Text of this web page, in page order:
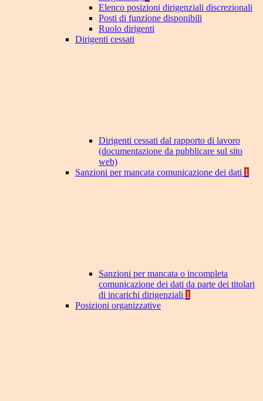
Elenco posizioni dirigenziali discrezionali
Posti di funzione disponibili
Ruolo dirigenti
Dirigenti cessati
Dirigenti cessati dal rapporto di lavoro
(documentazione da pubblicare sul sito
web)
Sanzioni per mancata comunicazione dei dati 1
Sanzioni per mancata o incompleta
comunicazione dei dati da parte dei titolari
di incarichi dirigenziali 1
Posizioni organizzative